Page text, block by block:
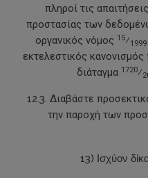
πληροί τις
προστασίας των
οργανικός νόμος 15⁄1999
εκτελεστικός
διάταγμα 1720⁄
12.3. Διαβάστε
την παροχή των
13) Ισχύον